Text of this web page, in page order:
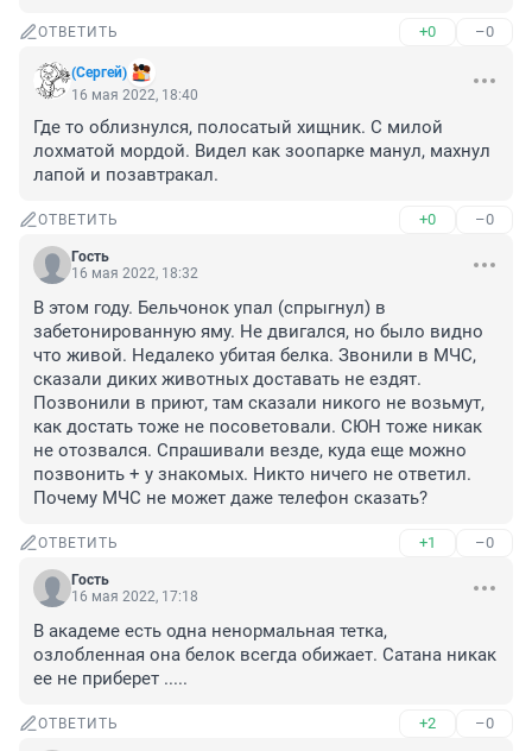
ОТВЕТИТЬ +0 –0
(Сергей)
16 мая 2022, 18:40
Где то облизнулся, полосатый хищник. С милой
лохматой мордой. Видел как зоопарке манул, махнул
лапой и позавтракал.
ОТВЕТИТЬ +0 –0
Гость
16 мая 2022, 18:32
В этом году. Бельчонок упал (спрыгнул) в
забетонированную яму. Не двигался, но было видно
что живой. Недалеко убитая белка. Звонили в МЧС,
сказали диких животных доставать не ездят.
Позвонили в приют, там сказали никого не возьмут,
как достать тоже не посоветовали. СЮН тоже никак
не отозвался. Спрашивали везде, куда еще можно
позвонить + у знакомых. Никто ничего не ответил.
Почему МЧС не может даже телефон сказать?
ОТВЕТИТЬ +1 –0
Гость
16 мая 2022, 17:18
В академе есть одна ненормальная тетка,
озлобленная она белок всегда обижает. Сатана никак
ее не приберет .....
ОТВЕТИТЬ +2 –0